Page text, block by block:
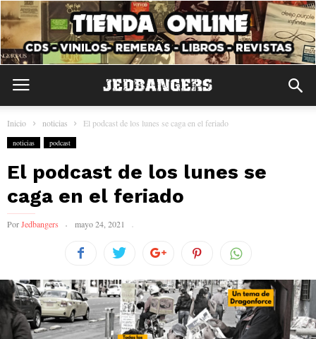
Inicio noticias El podcast de los lunes se caga en el feriado
noticias podcast
El podcast de los lunes se
caga en el feriado
PorJedbangers mayo 24, 2021